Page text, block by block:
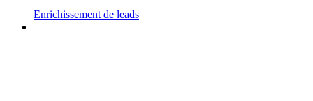
Enrichissement de leads